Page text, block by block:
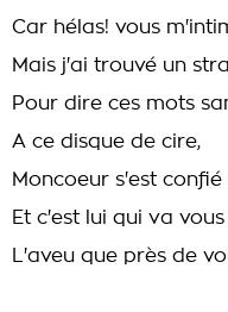
Car hélas! vous
Mais j'ai trouvé un
Pour dire ces mots
A ce disque de cire,
Moncoeur s'est confié
Et c'est lui qui va
L'aveu que près de